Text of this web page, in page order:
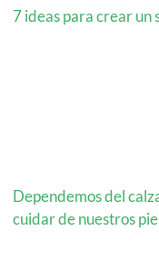
7 ideas para crear un
Dependemos del
cuidar de nuestros